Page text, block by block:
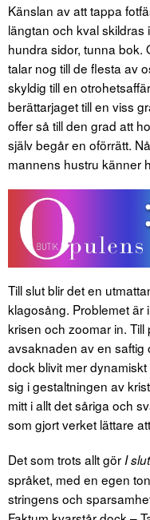
Känslan av att tappa
längtan och kval
hundra sidor, tunna bok.
talar nog till de flesta av
skyldig till en
berättarjaget till en viss
offer så till den grad att
själv begår en oförrätt.
mannens hustru känner
Till slut blir det en
klagosång. Problemet är
krisen och zoomar in.
avsaknaden av en saftig
dock blivit mer
sig i gestaltningen av
mitt i allt det såriga och
som gjort verket lättare
Det som trots allt gör I
språket, med en egen
stringens och